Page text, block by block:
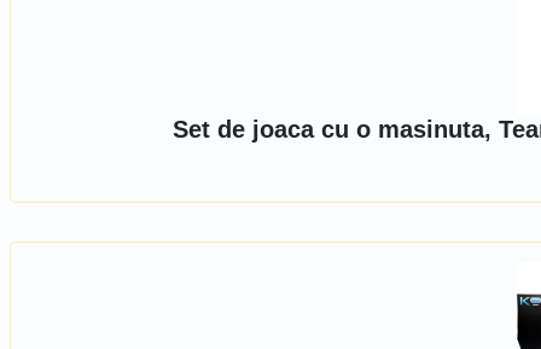
Set de joaca cu o masinuta,